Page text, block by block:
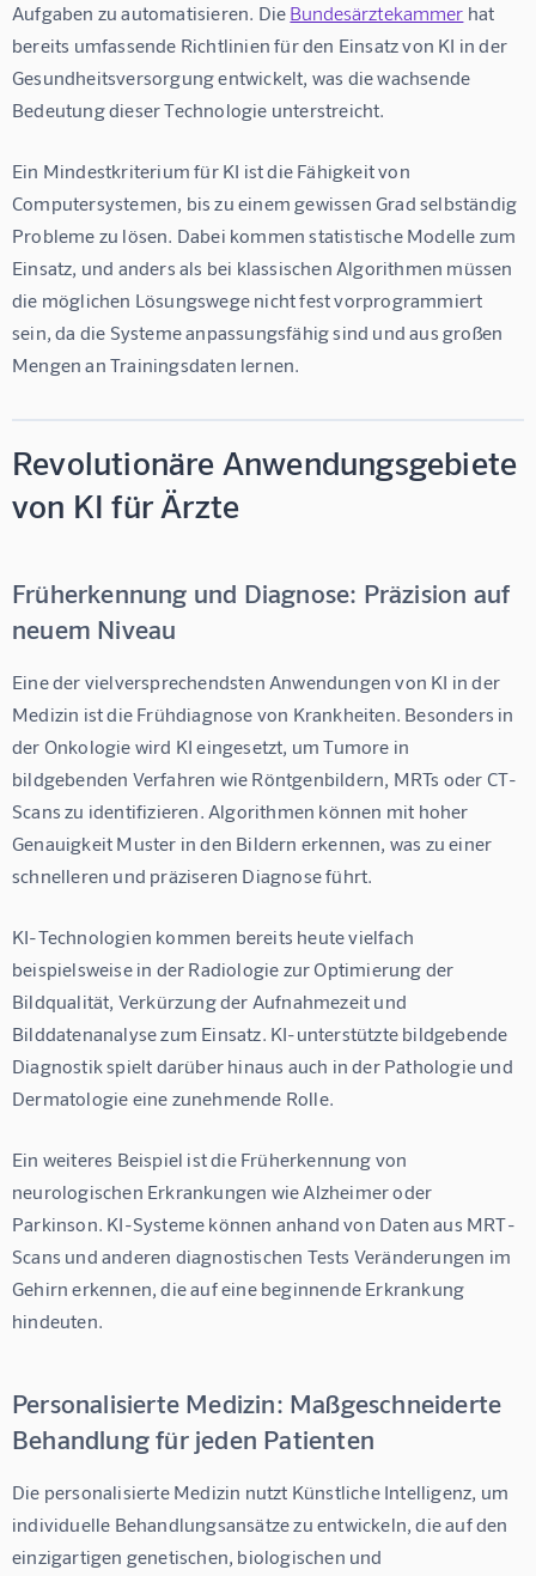
Aufgaben zu automatisieren. Die Bundesärztekammer hat
bereits umfassende Richtlinien für den Einsatz von KI in der
Gesundheitsversorgung entwickelt, was die wachsende
Bedeutung dieser Technologie unterstreicht.
Ein Mindestkriterium für KI ist die Fähigkeit von
Computersystemen, bis zu einem gewissen Grad selbständig
Probleme zu lösen. Dabei kommen statistische Modelle zum
Einsatz, und anders als bei klassischen Algorithmen müssen
die möglichen Lösungswege nicht fest vorprogrammiert
sein, da die Systeme anpassungsfähig sind und aus großen
Mengen an Trainingsdaten lernen.
Revolutionäre Anwendungsgebiete
von KI für Ärzte
Früherkennung und Diagnose: Präzision auf
neuem Niveau
Eine der vielversprechendsten Anwendungen von KI in der
Medizin ist die Frühdiagnose von Krankheiten. Besonders in
der Onkologie wird KI eingesetzt, um Tumore in
bildgebenden Verfahren wie Röntgenbildern, MRTs oder CT-
Scans zu identifizieren. Algorithmen können mit hoher
Genauigkeit Muster in den Bildern erkennen, was zu einer
schnelleren und präziseren Diagnose führt.
KI-Technologien kommen bereits heute vielfach
beispielsweise in der Radiologie zur Optimierung der
Bildqualität, Verkürzung der Aufnahmezeit und
Bilddatenanalyse zum Einsatz. KI-unterstützte bildgebende
Diagnostik spielt darüber hinaus auch in der Pathologie und
Dermatologie eine zunehmende Rolle.
Ein weiteres Beispiel ist die Früherkennung von
neurologischen Erkrankungen wie Alzheimer oder
Parkinson. KI-Systeme können anhand von Daten aus MRT-
Scans und anderen diagnostischen Tests Veränderungen im
Gehirn erkennen, die auf eine beginnende Erkrankung
hindeuten.
Personalisierte Medizin: Maßgeschneiderte
Behandlung für jeden Patienten
Die personalisierte Medizin nutzt Künstliche Intelligenz, um
individuelle Behandlungsansätze zu entwickeln, die auf den
einzigartigen genetischen, biologischen und